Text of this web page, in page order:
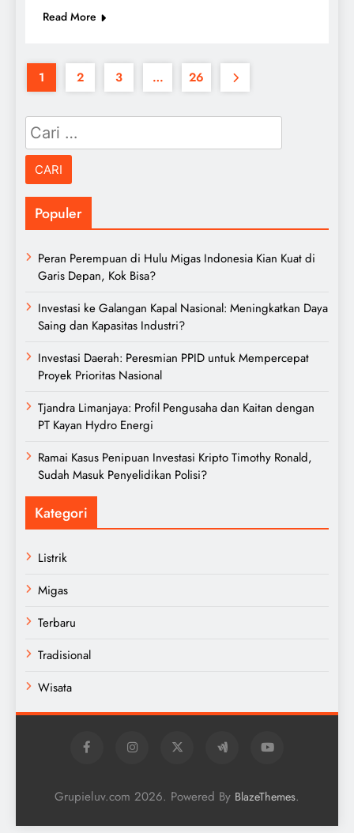
Read More
1 2 3 … 26
Cari
untuk:
Populer
Peran Perempuan di Hulu Migas Indonesia Kian Kuat di
Garis Depan, Kok Bisa?
Investasi ke Galangan Kapal Nasional: Meningkatkan Daya
Saing dan Kapasitas Industri?
Investasi Daerah: Peresmian PPID untuk Mempercepat
Proyek Prioritas Nasional
Tjandra Limanjaya: Profil Pengusaha dan Kaitan dengan
PT Kayan Hydro Energi
Ramai Kasus Penipuan Investasi Kripto Timothy Ronald,
Sudah Masuk Penyelidikan Polisi?
Kategori
Listrik
Migas
Terbaru
Tradisional
Wisata
Grupieluv.com 2026. Powered By BlazeThemes.